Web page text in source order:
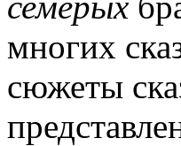
многих
сюжеты